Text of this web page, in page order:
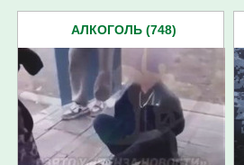
АЛКОГОЛЬ (748)